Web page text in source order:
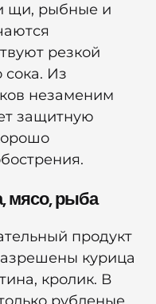
щи, рыбные и
резкой
сока. Из
незаменим
защитную
мясо, рыба
продукт
курица
кролик. В